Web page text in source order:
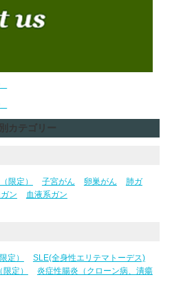
カテゴリー
限定） 子宮がん 卵巣がん
肺ガ
ン 血液系ガン
定）
SLE(全身性エリテマトーデス)
定）
炎症性腸炎（クローン病、潰瘍